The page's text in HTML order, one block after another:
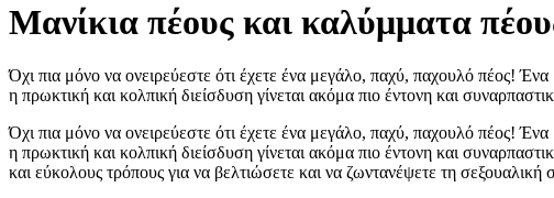
Μανίκια πέους και καλύμματα
Όχι πια μόνο να ονειρεύεστε ότι έχετε ένα μεγάλο, παχύ, παχουλό πέος!
η πρωκτική και κολπική διείσδυση γίνεται ακόμα πιο έντονη και
Όχι πια μόνο να ονειρεύεστε ότι έχετε ένα μεγάλο, παχύ, παχουλό πέος!
η πρωκτική και κολπική διείσδυση γίνεται ακόμα πιο έντονη και
και εύκολους τρόπους για να βελτιώσετε και να ζωντανέψετε τη σεξουαλική